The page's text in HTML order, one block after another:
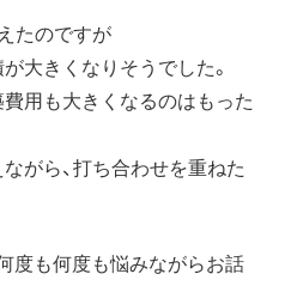
たのですが
大きくなりそうでした。
用も大きくなるのはもった
がら、打ち合わせを重ねた
度も何度も悩みながらお話